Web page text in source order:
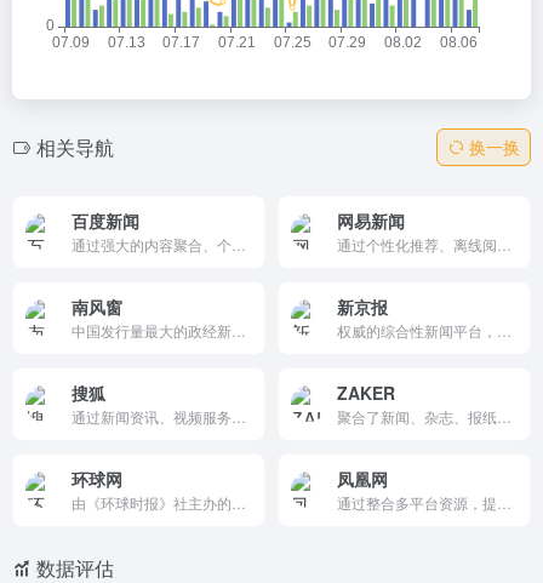
相关导航 换一换
百度新闻 网易新闻
南风窗 新京报
搜狐 ZAKER
环球网 凤凰网
数据评估